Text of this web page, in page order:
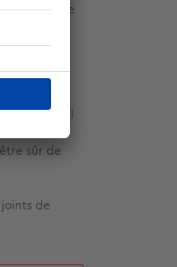
votre
:
sur ce type
appareil
sûr de
de